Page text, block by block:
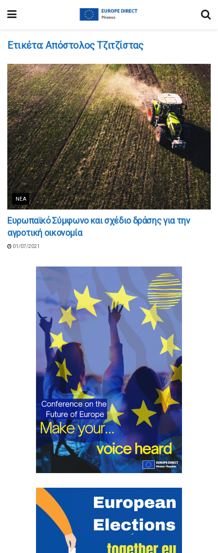
Ετικέτα:Απόστολος Τζιτζίστας
ΝΈΑ
Ευρωπαϊκό Σύμφωνο και σχέδιο δράσης για την
αγροτική οικονομία
01/07/2021